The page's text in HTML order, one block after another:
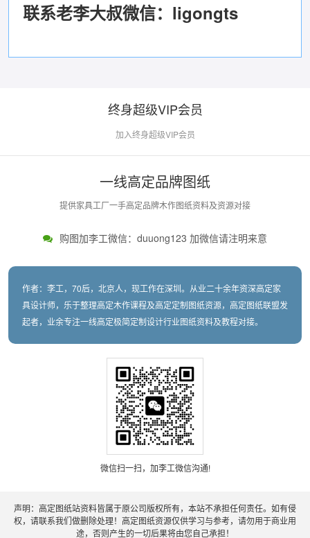
联系老李大叔微信：ligongts
终身超级VIP会员
加入终身超级VIP会员
一线高定品牌图纸
提供家具工厂一手高定品牌木作图纸资料及资源对接
购图加李工微信：duuong123 加微信请注明来意
作者：李工，70后，北京人，现工作在深圳。从业二十余年资深高定家
具设计师，乐于整理高定木作课程及高定定制图纸资源，高定图纸联盟发
起者，业余专注一线高定极简定制设计行业图纸资料及教程对接。
微信扫一扫，加李工微信沟通!
声明：高定图纸站资料皆属于原公司版权所有，本站不承担任何责任。如有侵
权，请联系我们做删除处理！高定图纸资源仅供学习与参考，请勿用于商业用
途，否则产生的一切后果将由您自己承担！